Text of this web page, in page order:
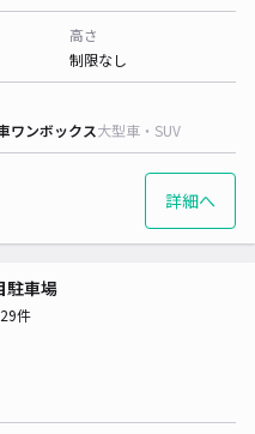
高さ
制限なし
ワンボックス大型車・SUV
詳細へ
駐車場
件